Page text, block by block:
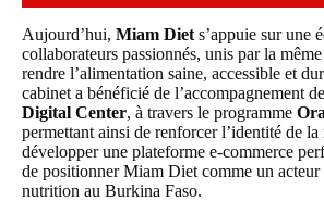
Aujourd’hui, Miam Diet s’appuie sur une
collaborateurs passionnés, unis par la
rendre l’alimentation saine, accessible et
cabinet a bénéficié de l’accompagnement de
Digital Center, à travers le programme
permettant ainsi de renforcer l’identité de la
développer une plateforme e-commerce
de positionner Miam Diet comme un acteur
nutrition au Burkina Faso.